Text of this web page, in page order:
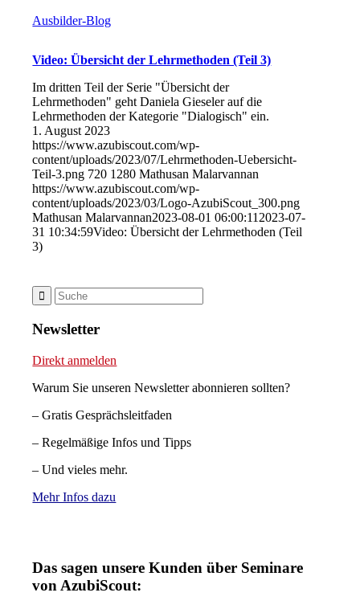
Ausbilder-Blog
Video: Übersicht der Lehrmethoden (Teil 3)
Im dritten Teil der Serie "Übersicht der
Lehrmethoden" geht Daniela Gieseler auf die
Lehrmethoden der Kategorie "Dialogisch" ein.
1. August 2023
https://www.azubiscout.com/wp-
content/uploads/2023/07/Lehrmethoden-Uebersicht-
Teil-3.png 720 1280 Mathusan Malarvannan
https://www.azubiscout.com/wp-
content/uploads/2023/03/Logo-AzubiScout_300.png
Mathusan Malarvannan2023-08-01 06:00:11 2023-07-
31 10:34:59Video: Übersicht der Lehrmethoden (Teil
3)
Newsletter
Direkt anmelden
Warum Sie unseren Newsletter abonnieren sollten?
– Gratis Gesprächsleitfaden
– Regelmäßige Infos und Tipps
– Und vieles mehr.
Mehr Infos dazu
Das sagen unsere Kunden über Seminare
von AzubiScout: